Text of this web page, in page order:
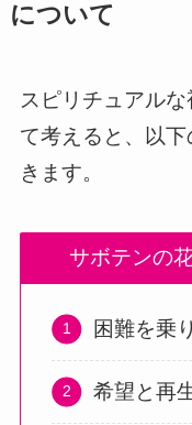
について
スピリチュアル
て考えると、以
きます。
サボテンの
困難を乗
希望と再